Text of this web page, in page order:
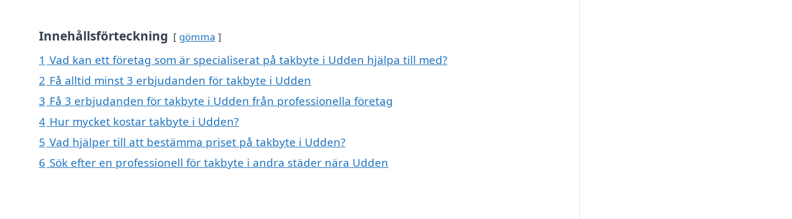
Innehållsförteckning gömma
1 Vad kan ett företag som är specialiserat på takbyte i Udden hjälpa till med?
2 Få alltid minst 3 erbjudanden för takbyte i Udden
3 Få 3 erbjudanden för takbyte i Udden från professionella företag
4 Hur mycket kostar takbyte i Udden?
5 Vad hjälper till att bestämma priset på takbyte i Udden?
6 Sök efter en professionell för takbyte i andra städer nära Udden